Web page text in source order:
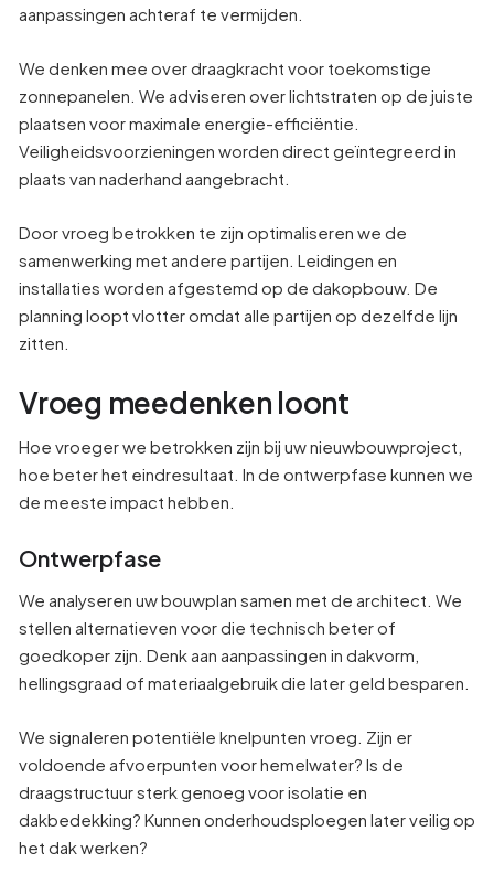
aanpassingen achteraf te vermijden.
We denken mee over draagkracht voor toekomstige
zonnepanelen. We adviseren over lichtstraten op de juiste
plaatsen voor maximale energie-efficiëntie.
Veiligheidsvoorzieningen worden direct geïntegreerd in
plaats van naderhand aangebracht.
Door vroeg betrokken te zijn optimaliseren we de
samenwerking met andere partijen. Leidingen en
installaties worden afgestemd op de dakopbouw. De
planning loopt vlotter omdat alle partijen op dezelfde lijn
zitten.
Vroeg meedenken loont
Hoe vroeger we betrokken zijn bij uw nieuwbouwproject,
hoe beter het eindresultaat. In de ontwerpfase kunnen we
de meeste impact hebben.
Ontwerpfase
We analyseren uw bouwplan samen met de architect. We
stellen alternatieven voor die technisch beter of
goedkoper zijn. Denk aan aanpassingen in dakvorm,
hellingsgraad of materiaalgebruik die later geld besparen.
We signaleren potentiële knelpunten vroeg. Zijn er
voldoende afvoerpunten voor hemelwater? Is de
draagstructuur sterk genoeg voor isolatie en
dakbedekking? Kunnen onderhoudsploegen later veilig op
het dak werken?